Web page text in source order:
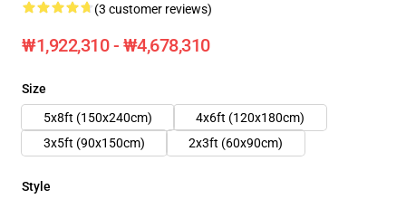
(3 customer reviews)
₩1,922,310 - ₩4,678,310
Size
5x8ft (150x240cm)
4x6ft (120x180cm)
3x5ft (90x150cm)
2x3ft (60x90cm)
Style